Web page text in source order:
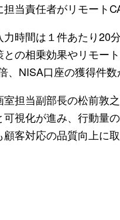
当責任者がリモート
時間は１件あたり20
の相乗効果やリモー
、NISA口座の獲得件数
担当副部長の松前敦
視化が進み、行動量
客対応の品質向上に